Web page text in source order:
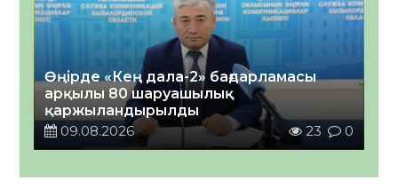
Өңірде «Кең дала-2» бағдарламасы
арқылы 80 шаруашылық
қаржыландырылды
09.08.2026
23 0